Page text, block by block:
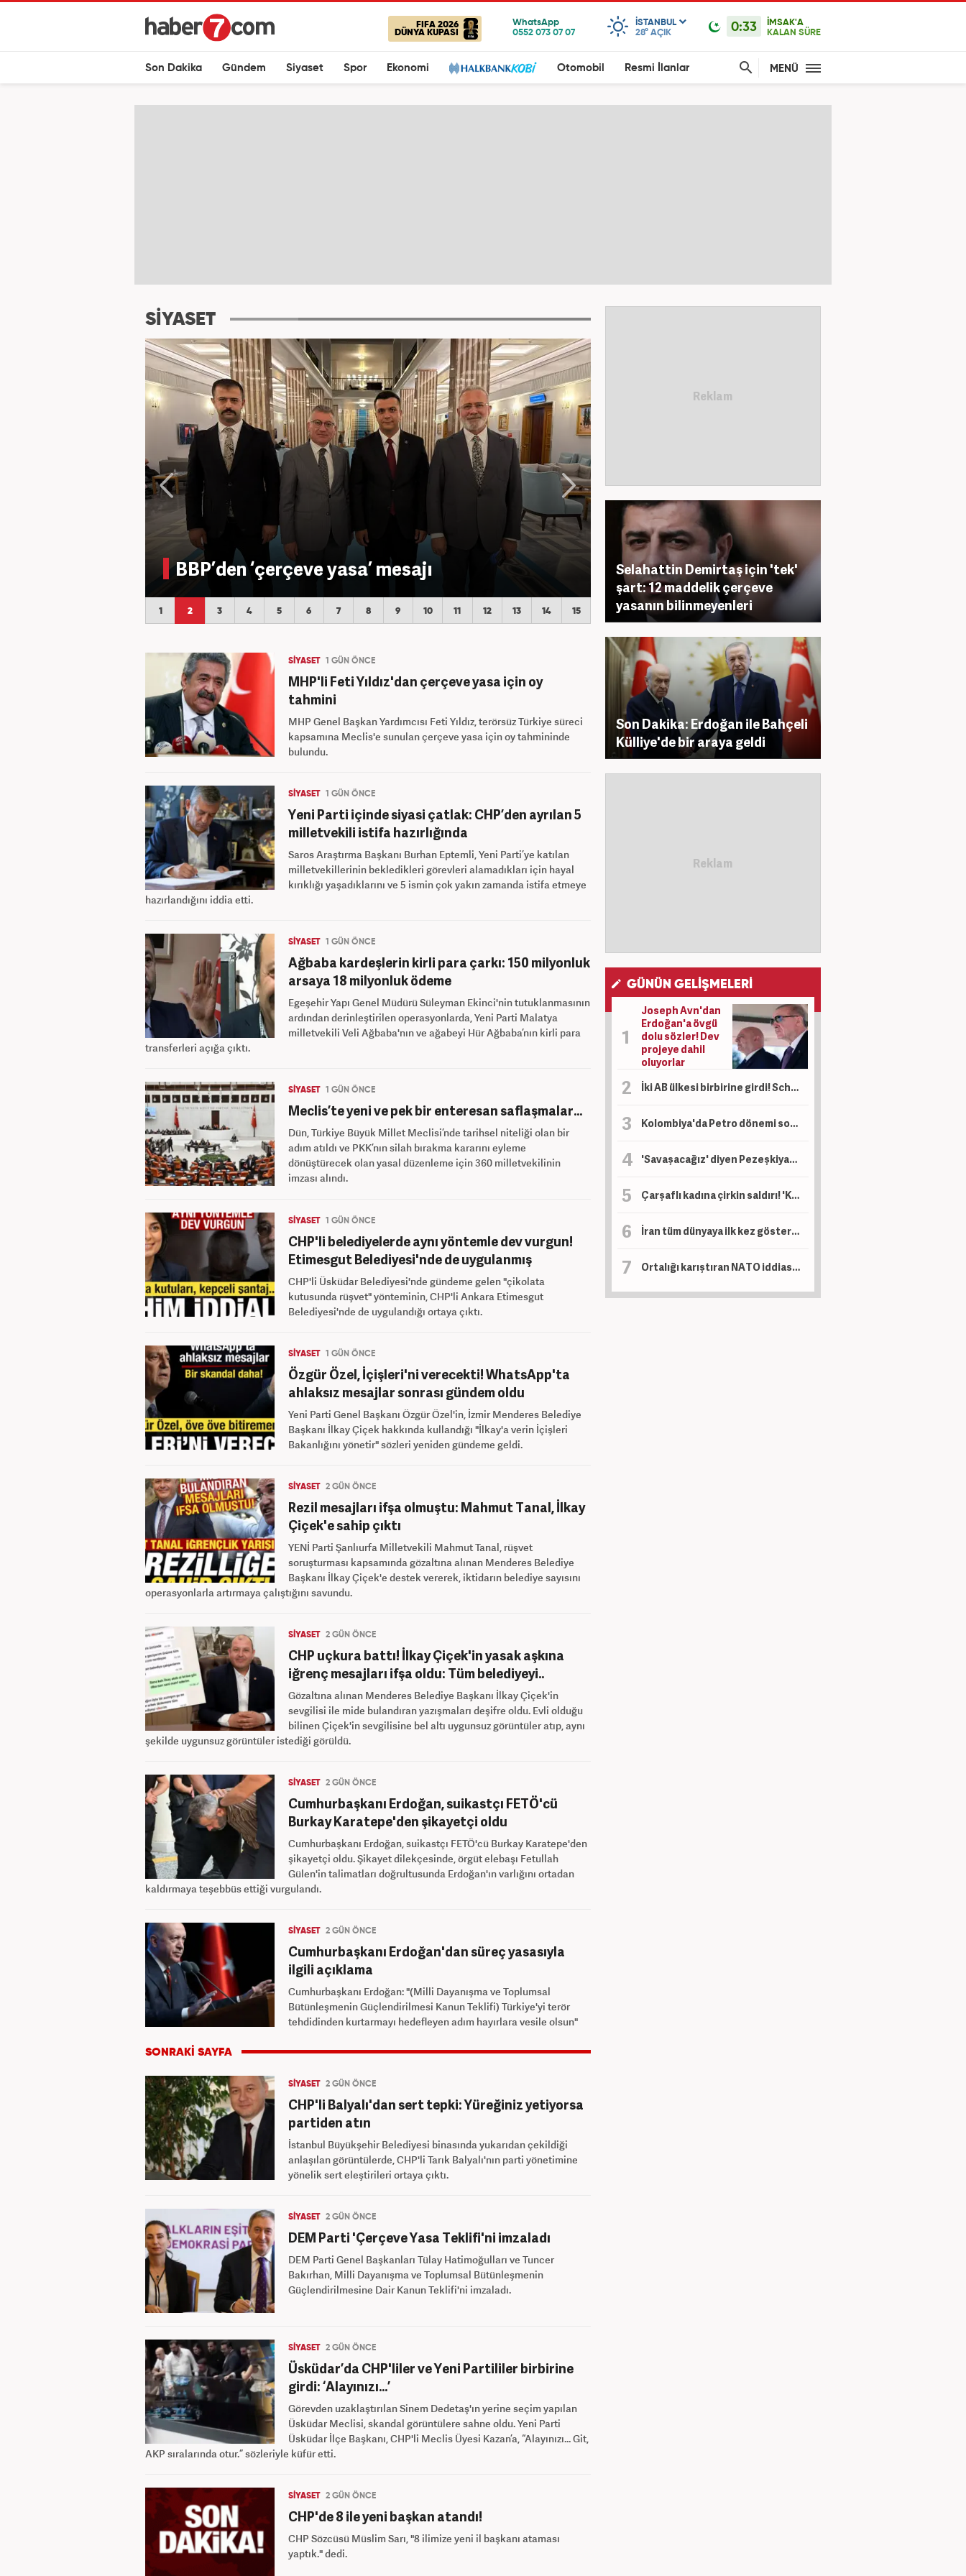
FIFA 2026
DÜNYA KUPASI
ISTANBUL
28° AÇIK 0:33
İMSAK'A
KALAN SÜRE
Son Dakika Gündem Siyaset Spor Ekonomi Otomobil Resmi İlanlar MENÜ
SİYASET
BBP’den ‘çerçeve yasa’ mesajı
1 2 3 4 5 6 7 8 9 10 11 12 13 14 15
SİYASET 1 GÜN ÖNCE
MHP'li Feti Yıldız'dan çerçeve yasa için oy
tahmini
MHP Genel Başkan Yardımcısı Feti Yıldız, terörsüz Türkiye süreci
kapsamına Meclis'e sunulan çerçeve yasa için oy tahmininde
bulundu.
SİYASET 1 GÜN ÖNCE
Yeni Parti içinde siyasi çatlak: CHP’den ayrılan 5
milletvekili istifa hazırlığında
Saros Araştırma Başkanı Burhan Eptemli, Yeni Parti’ye katılan
milletvekillerinin bekledikleri görevleri alamadıkları için hayal
kırıklığı yaşadıklarını ve 5 ismin çok yakın zamanda istifa etmeye
hazırlandığını iddia etti.
SİYASET 1 GÜN ÖNCE
Ağbaba kardeşlerin kirli para çarkı: 150 milyonluk
arsaya 18 milyonluk ödeme
Egeşehir Yapı Genel Müdürü Süleyman Ekinci'nin tutuklanmasının
ardından derinleştirilen operasyonlarda, Yeni Parti Malatya
milletvekili Veli Ağbaba'nın ve ağabeyi Hür Ağbaba’nın kirli para
transferleri açığa çıktı.
SİYASET 1 GÜN ÖNCE
Meclis’te yeni ve pek bir enteresan saflaşmalar…
Dün, Türkiye Büyük Millet Meclisi’nde tarihsel niteliği olan bir
adım atıldı ve PKK’nın silah bırakma kararını eyleme
dönüştürecek olan yasal düzenleme için 360 milletvekilinin
imzası alındı.
SİYASET 1 GÜN ÖNCE
CHP'li belediyelerde aynı yöntemle dev vurgun!
Etimesgut Belediyesi'nde de uygulanmış
CHP'li Üsküdar Belediyesi'nde gündeme gelen "çikolata
kutusunda rüşvet" yönteminin, CHP'li Ankara Etimesgut
Belediyesi'nde de uygulandığı ortaya çıktı.
SİYASET 1 GÜN ÖNCE
Özgür Özel, İçişleri'ni verecekti! WhatsApp'ta
ahlaksız mesajlar sonrası gündem oldu
Yeni Parti Genel Başkanı Özgür Özel'in, İzmir Menderes Belediye
Başkanı İlkay Çiçek hakkında kullandığı "İlkay'a verin İçişleri
Bakanlığını yönetir" sözleri yeniden gündeme geldi.
SİYASET 2 GÜN ÖNCE
Rezil mesajları ifşa olmuştu: Mahmut Tanal, İlkay
Çiçek'e sahip çıktı
YENİ Parti Şanlıurfa Milletvekili Mahmut Tanal, rüşvet
soruşturması kapsamında gözaltına alınan Menderes Belediye
Başkanı İlkay Çiçek'e destek vererek, iktidarın belediye sayısını
operasyonlarla artırmaya çalıştığını savundu.
SİYASET 2 GÜN ÖNCE
CHP uçkura battı! İlkay Çiçek'in yasak aşkına
iğrenç mesajları ifşa oldu: Tüm belediyeyi..
Gözaltına alınan Menderes Belediye Başkanı İlkay Çiçek'in
sevgilisi ile mide bulandıran yazışmaları deşifre oldu. Evli olduğu
bilinen Çiçek'in sevgilisine bel altı uygunsuz görüntüler atıp, aynı
şekilde uygunsuz görüntüler istediği görüldü.
SİYASET 2 GÜN ÖNCE
Cumhurbaşkanı Erdoğan, suikastçı FETÖ'cü
Burkay Karatepe'den şikayetçi oldu
Cumhurbaşkanı Erdoğan, suikastçı FETÖ'cü Burkay Karatepe'den
şikayetçi oldu. Şikayet dilekçesinde, örgüt elebaşı Fetullah
Gülen'in talimatları doğrultusunda Erdoğan'ın varlığını ortadan
kaldırmaya teşebbüs ettiği vurgulandı.
SİYASET 2 GÜN ÖNCE
Cumhurbaşkanı Erdoğan'dan süreç yasasıyla
ilgili açıklama
Cumhurbaşkanı Erdoğan: "(Milli Dayanışma ve Toplumsal
Bütünleşmenin Güçlendirilmesi Kanun Teklifi) Türkiye'yi terör
tehdidinden kurtarmayı hedefleyen adım hayırlara vesile olsun"
SİYASET 2 GÜN ÖNCE
CHP'li Balyalı'dan sert tepki: Yüreğiniz yetiyorsa
partiden atın
İstanbul Büyükşehir Belediyesi binasında yukarıdan çekildiği
anlaşılan görüntülerde, CHP'li Tarık Balyalı'nın parti yönetimine
yönelik sert eleştirileri ortaya çıktı.
SİYASET 2 GÜN ÖNCE
DEM Parti 'Çerçeve Yasa Teklifi'ni imzaladı
DEM Parti Genel Başkanları Tülay Hatimoğulları ve Tuncer
Bakırhan, Milli Dayanışma ve Toplumsal Bütünleşmenin
Güçlendirilmesine Dair Kanun Teklifi'ni imzaladı.
SİYASET 2 GÜN ÖNCE
Üsküdar’da CHP'liler ve Yeni Partililer birbirine
girdi: ‘Alayınızı…’
Görevden uzaklaştırılan Sinem Dedetaş'ın yerine seçim yapılan
Üsküdar Meclisi, skandal görüntülere sahne oldu. Yeni Parti
Üsküdar İlçe Başkanı, CHP'li Meclis Üyesi Kazan’a, “Alayınızı… Git,
AKP sıralarında otur.” sözleriyle küfür etti.
SİYASET 2 GÜN ÖNCE
CHP'de 8 ile yeni başkan atandı!
CHP Sözcüsü Müslim Sarı, "8 ilimize yeni il başkanı ataması
yaptık." dedi.
Selahattin Demirtaş için 'tek'
şart: 12 maddelik çerçeve
yasanın bilinmeyenleri
Son Dakika: Erdoğan ile Bahçeli
Külliye'de bir araya geldi
GÜNÜN GELİŞMELERİ
Joseph Avn'dan
Erdoğan'a övgü
dolu sözler! Dev
projeye dahil
oluyorlar
İki AB ülkesi birbirine girdi! Schengen vizesine bir darbe daha! Tokat gibi misilleme
Kolombiya'da Petro dönemi sona erdi: Saraydan görevi devretmeden ayrıldı
'Savaşacağız' diyen Pezeşkiyan'dan ABD'ye sert tepki: Geri adım atmayacağız!
Çarşaflı kadına çirkin saldırı! 'Kıyafetin çocuklarımı korkutuyor'
İran tüm dünyaya ilk kez gösterdi! Gizli depo saklamışlar! Hepsi ABD ve İsrail'e ait
Ortalığı karıştıran NATO iddiası! Türkiye'den son dakika "Mekke Anlaşması" açıklaması